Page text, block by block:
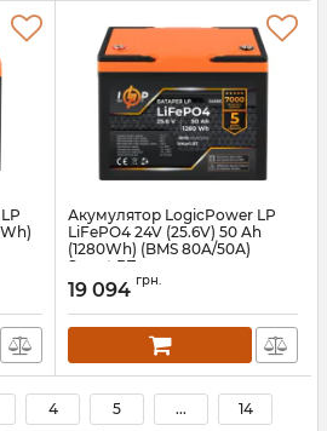
Акумулятор LogicPower LP
LiFePO4 24V (25.6V) 50 Ah
(1280Wh) (BMS 80A/50А)
Smart BT
Артикул: lp24666
19 094 грн.
4 5 ... 14